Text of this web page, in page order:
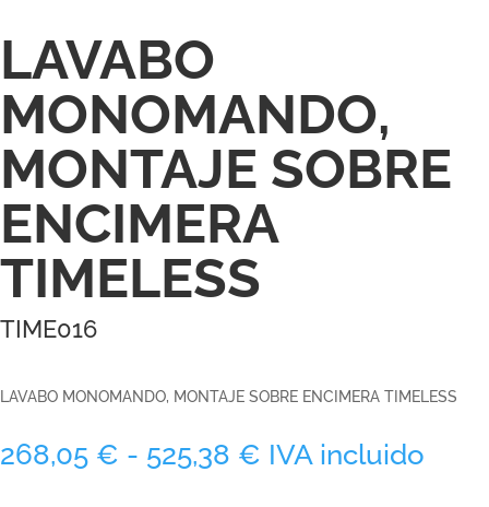
LAVABO
MONOMANDO,
MONTAJE SOBRE
ENCIMERA
TIMELESS
TIME016
LAVABO MONOMANDO, MONTAJE SOBRE ENCIMERA TIMELESS
268,05 € - 525,38 € Rango
IVA incluido